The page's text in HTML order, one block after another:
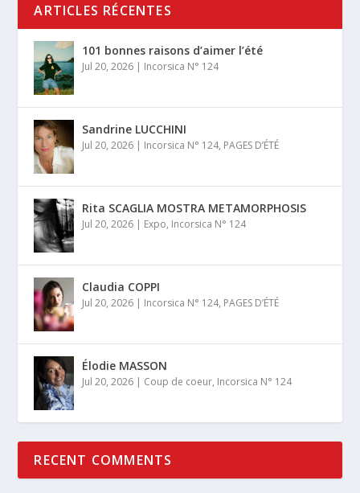
ARTICLES RÉCENTES
101 bonnes raisons d’aimer l’été
Jul 20, 2026 | Incorsica N° 124
Sandrine LUCCHINI
Jul 20, 2026 | Incorsica N° 124, PAGES D’ÉTÉ
Rita SCAGLIA MOSTRA METAMORPHOSIS
Jul 20, 2026 | Expo, Incorsica N° 124
Claudia COPPI
Jul 20, 2026 | Incorsica N° 124, PAGES D’ÉTÉ
Élodie MASSON
Jul 20, 2026 | Coup de coeur, Incorsica N° 124
RECENT COMMENTS